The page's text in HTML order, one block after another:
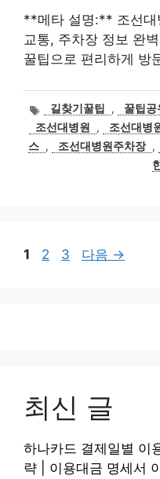
**메타 설명:** 조선대
교통, 주차장 정보 완
꿀팁으로 편리하게 방
태
그
길찾기꿀팁 , 꿀팁공
조선대병원
, 조선대병
스 , 조선대병원주차장 ,
페
1
페
2
페
3 다음 →
최신 글
하나카드 결제일별 이
략 | 이용대금 명세서